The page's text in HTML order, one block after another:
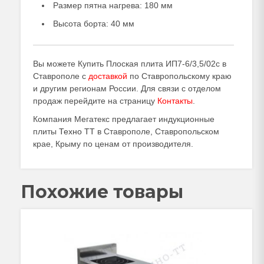
Размер пятна нагрева: 180 мм
Высота борта: 40 мм
Вы можете Купить Плоская плита ИП7-6/3,5/02с в
Ставрополе с доставкой по Ставропольскому краю
и другим регионам России. Для связи с отделом
продаж перейдите на страницу Контакты
Компания Мегатекс предлагает индукционные
плиты Техно ТТ в Ставрополе, Ставропольском
крае, Крыму по ценам от производителя.
Похожие товары